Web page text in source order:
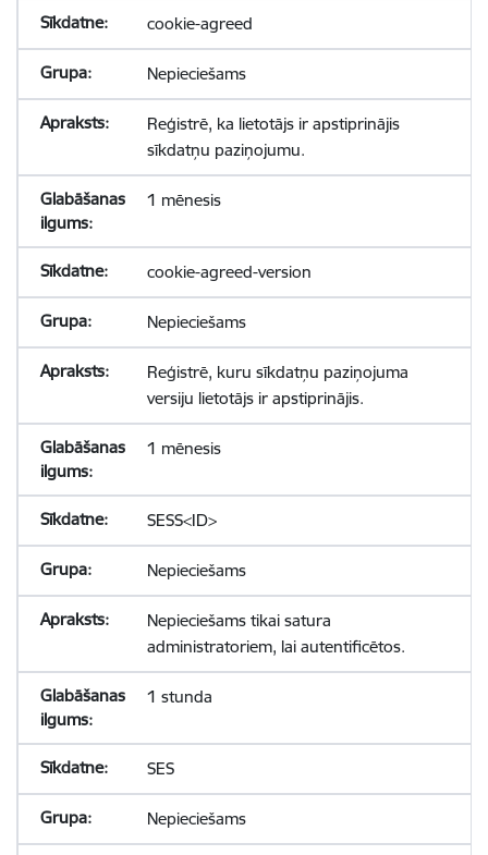
cookie-agreed
Nepieciešams
Reģistrē, ka lietotājs ir apstiprinājis
sīkdatņu paziņojumu.
1 mēnesis
cookie-agreed-version
Nepieciešams
Reģistrē, kuru sīkdatņu paziņojuma
versiju lietotājs ir apstiprinājis.
1 mēnesis
SESS<ID>
Nepieciešams
Nepieciešams tikai satura
administratoriem, lai autentificētos.
1 stunda
SES
Nepieciešams